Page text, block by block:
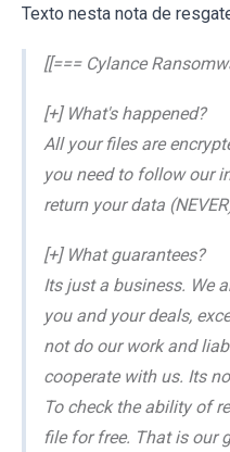
Texto nesta nota de
[[=== Cylance
[+] What's happened?
All your files are
you need to follow our
return your data
[+] What guarantees?
Its just a business. We
you and your deals,
not do our work and
cooperate with us. Its
To check the ability of
file for free. That is our